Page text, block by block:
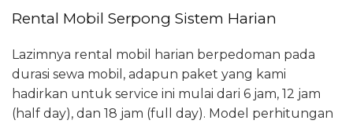
Rental Mobil Serpong Sistem Harian
Lazimnya rental mobil harian berpedoman pada
durasi sewa mobil, adapun paket yang kami
hadirkan untuk service ini mulai dari 6 jam, 12 jam
(half day), dan 18 jam (full day). Model perhitungan